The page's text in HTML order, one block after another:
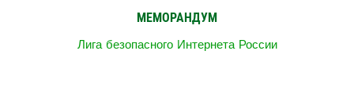
МЕМОРАНДУМ
Лига безопасного Интернета России